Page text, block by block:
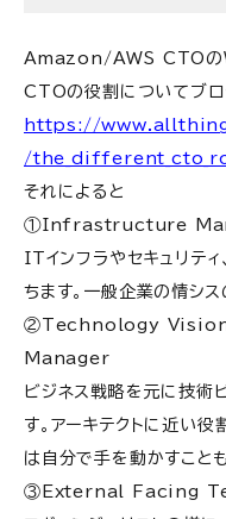
Amazon/AWS CTO
CTOの役割についてブロ
https://
/
それによると
①Infrastructure
ITインフラやセキュリテ
ちます。一般企業の情シ
②Technology
Manager
ビジネス戦略を元に技術
す。アーキテクトに近い
は自分で手を動かすことも
③External Facing